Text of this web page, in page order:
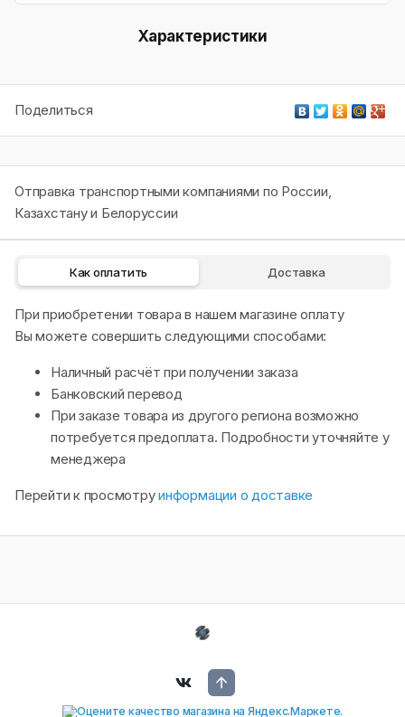
Характеристики
Поделиться
Отправка транспортными компаниями по России,
Казахстану и Белоруссии
Как оплатить Доставка
При приобретении товара в нашем магазине оплату
Вы можете совершить следующими способами:
Наличный расчёт при получении заказа
Банковский перевод
При заказе товара из другого региона возможно
потребуется предоплата. Подробности уточняйте у
менеджера
Перейти к просмотруинформации о доставке